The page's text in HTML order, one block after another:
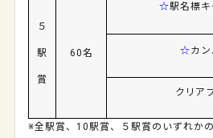
５
駅
賞
60名
☆駅名標
☆カ
クリア
※全駅賞、10駅賞、５駅賞のいずれか